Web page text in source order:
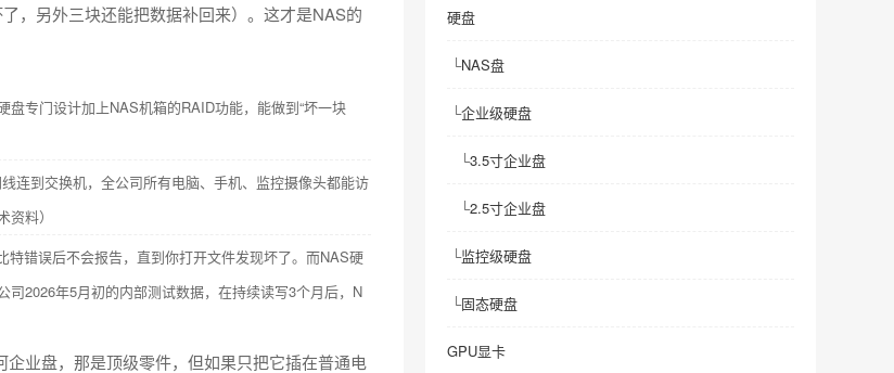
，另外三块还能把数据补回来）。这才是NAS的
盘专门设计加上NAS机箱的RAID功能，能做到“坏一块
连到交换机，全公司所有电脑、手机、监控摄像头都能访
料）
特错误后不会报告，直到你打开文件发现坏了。而NAS硬
2026年5月初的内部测试数据，在持续读写3个月后，N
企业盘，那是顶级零件，但如果只把它插在普通电
硬盘
└NAS盘
└企业级硬盘
└3.5寸企业盘
└2.5寸企业盘
└监控级硬盘
└固态硬盘
GPU显卡